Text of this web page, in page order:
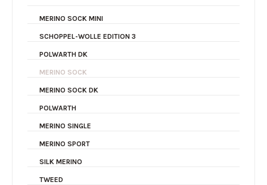
MERINO SOCK MINI
SCHOPPEL-WOLLE EDITION 3
POLWARTH DK
MERINO SOCK
MERINO SOCK DK
POLWARTH
MERINO SINGLE
MERINO SPORT
SILK MERINO
TWEED